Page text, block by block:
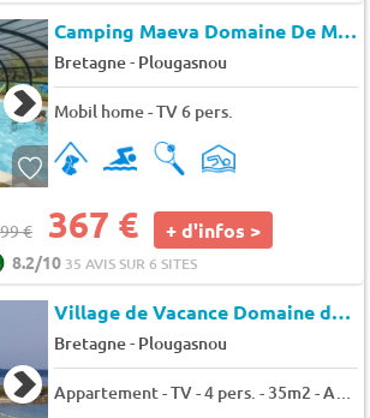
Camping Maeva Domaine De Mesqueau
Bretagne- Plougasnou
Mobil home - TV 6 pers.
€ 367 € + d'infos >
8.2/10 35 AVIS SUR 6 SITES
Village de Vacance Domaine des Roches Jaunes
Bretagne- Plougasnou